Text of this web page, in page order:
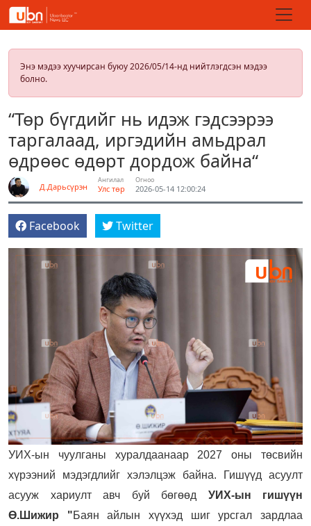
Энэ мэдээ хуучирсан буюу 2026/05/14-нд нийтлэгдсэн мэдээ
болно.
“Төр бүгдийг нь идэж гэдсээрээ
таргалаад, иргэдийн амьдрал
өдрөөс өдөрт дордож байна“
Д.Дарьсүрэн
Ангилал
Улс төр
Огноо
2026-05-14 12:00:24
Facebook Twitter
УИХ-ын чуулганы хуралдаанаар 2027 оны төсвийн
хүрээний мэдэгдлийг хэлэлцэж байна. Гишүүд асуулт
асууж хариулт авч буй бөгөөд УИХ-ын гишүүн
Ө.Шижир "Баян айлын хүүхэд шиг урсгал зардлаа